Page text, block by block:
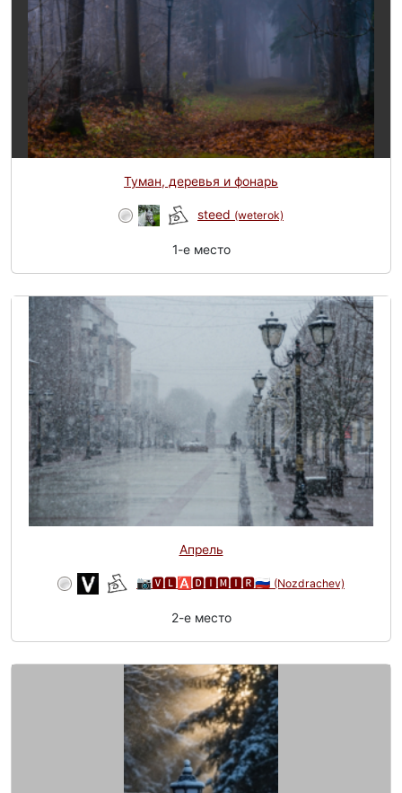
Туман, деревья и фонарь
steed (weterok)
1-e место
Апрель
📷🆅🅻🅰🅳🅸🅼🅸🆁🇷🇺 (Nozdrachev)
2-e место